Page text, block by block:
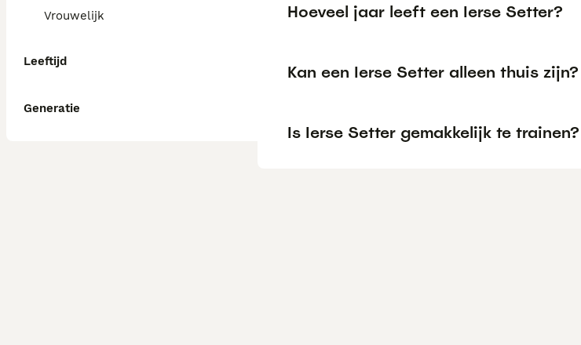
Vrouwelijk
Leeftijd
Generatie
Hoeveel jaar leeft een Ierse Setter?
Kan een Ierse Setter alleen thuis zijn?
Is Ierse Setter gemakkelijk te trainen?